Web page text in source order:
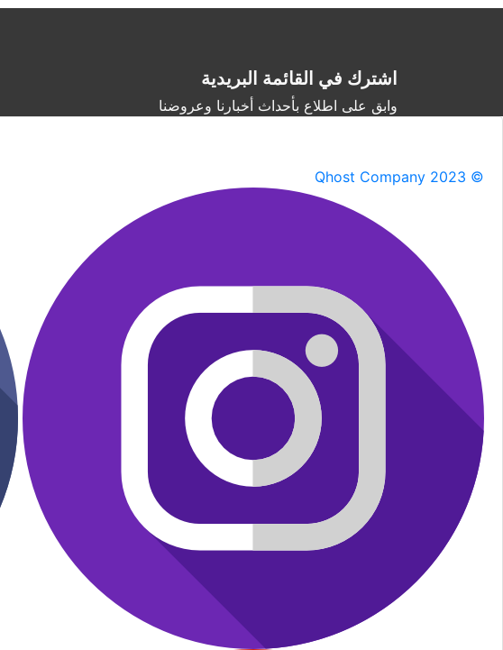
اشترك في القائمة البريدية
وابق على اطلاع بأحداث أخبارنا وعروضنا
Qhost Company 2023 ©